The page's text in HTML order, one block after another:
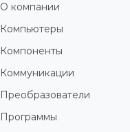
О компании
Компьютеры
Компоненты
Коммуникации
Преобразователи
Программы